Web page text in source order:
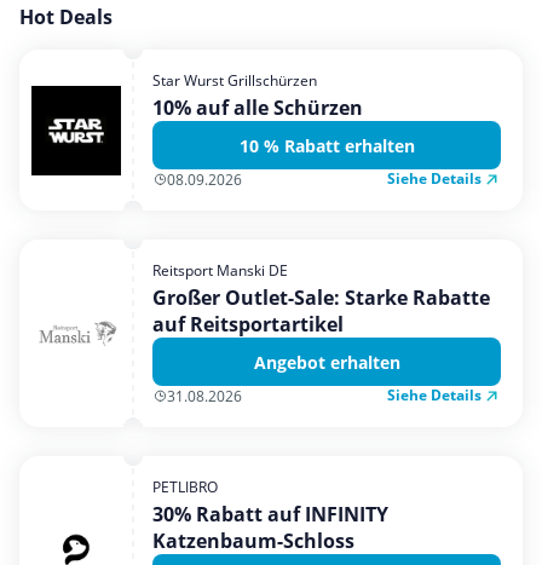
Garten, Haushalt & Tiere
Mobilfunk & Internet
Mode & Accessoires
Shopping
Urlaub & Reise
Hot Deals
Star Wurst Grillschürzen
10% auf alle Schürzen
10 % Rabatt erhalten
08.09.2026 Siehe Details
Reitsport Manski DE
Großer Outlet-Sale: Starke Rabatte
auf Reitsportartikel
Angebot erhalten
31.08.2026 Siehe Details
PETLIBRO
30% Rabatt auf INFINITY
Katzenbaum-Schloss